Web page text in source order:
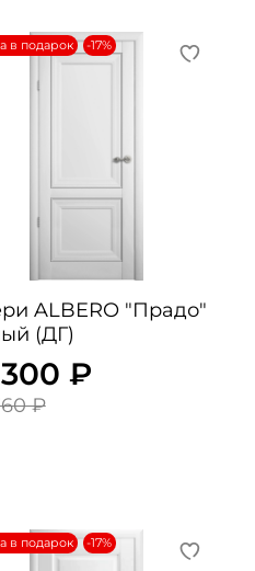
в подарок -17%
ALBERO "Прадо"
(ДГ)
300 ₽
₽
в подарок -17%